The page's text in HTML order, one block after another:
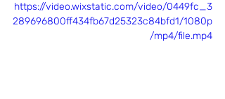
https://video.wixstatic.com/video/0449fc_3
289696800ff434fb67d25323c84bfd1/1080p
/mp4/file.mp4